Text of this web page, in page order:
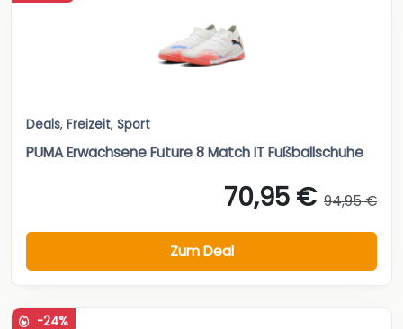
Deals, Freizeit, Sport
PUMA Erwachsene Future 8 Match IT Fußballschuhe
70,95 € 94,95 €
Zum Deal
-24%